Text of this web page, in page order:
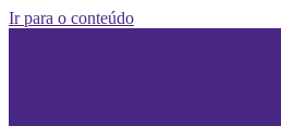
Ir para o conteúdo